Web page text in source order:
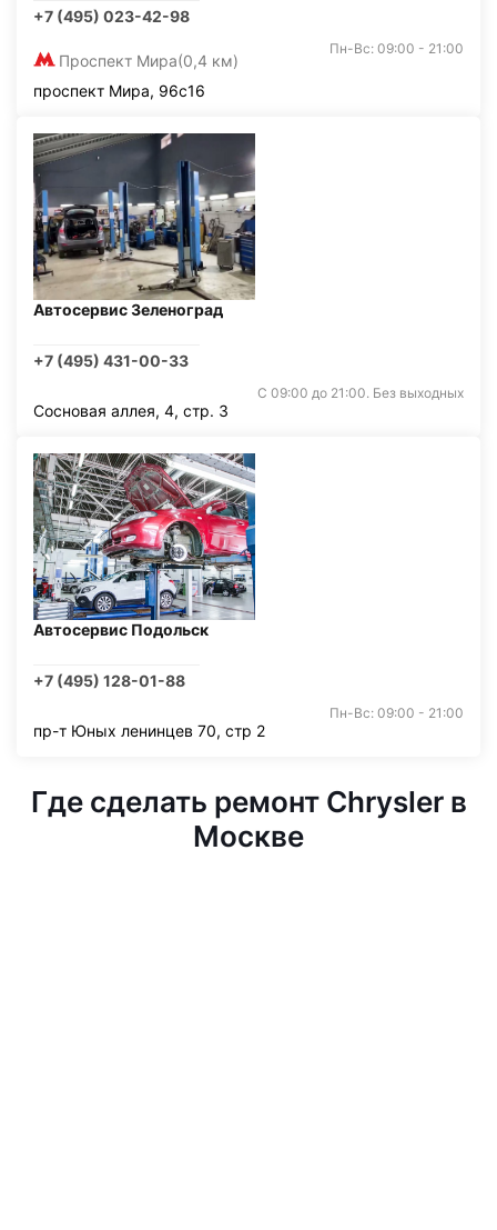
+7 (495) 023-42-98
Проспект Мира(0,4 км)
Пн-Вс: 09:00 - 21:00
проспект Мира, 96с16
Автосервис Зеленоград
+7 (495) 431-00-33
С 09:00 до 21:00. Без выходных
Сосновая аллея, 4, стр. 3
Автосервис Подольск
+7 (495) 128-01-88
Пн-Вс: 09:00 - 21:00
пр-т Юных ленинцев 70, стр 2
Где сделать ремонт Chrysler в
Москве